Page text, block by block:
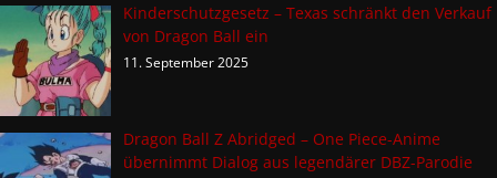
Kinderschutzgesetz – Texas schränkt den Verkauf
von Dragon Ball ein
11. September 2025
Dragon Ball Z Abridged – One Piece-Anime
übernimmt Dialog aus legendärer DBZ-Parodie